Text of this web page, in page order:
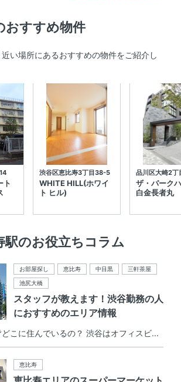
おすすめ物件
い場所にあるおすすめの物件をご紹介し
ト
渋谷区恵比寿3丁目38-5
WHITE HILL(ホワイ
ト ヒル)
品川区大崎2丁
ザ・パーク
白金長者丸
駅のお役立ちコラム
お部屋探し 恵比寿 中目黒
三軒茶屋
池尻大橋
スタッフが教えます！渋谷勤務の人
におすすめのエリア情報
こに住んでいるの？ 渋谷はオフィスビ...
恵比寿